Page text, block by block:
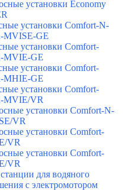
установки Economy
установки Comfort-N-
MVISE-GE
установки Comfort-
MVIE-GE
установки Comfort-
MHIE-GE
установки Comfort-
MVIE/VR
установки Comfort-N-
VR
установки Comfort-
VR
установки Comfort-
VR
для водяного
с электромотором